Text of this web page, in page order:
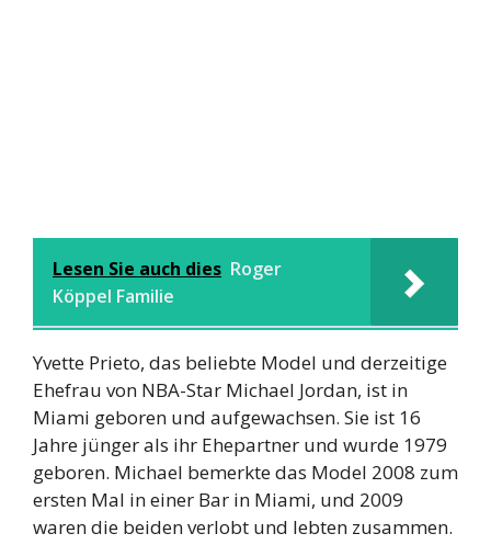
Lesen Sie auch dies Roger
Köppel Familie
Yvette Prieto, das beliebte Model und derzeitige
Ehefrau von NBA-Star Michael Jordan, ist in
Miami geboren und aufgewachsen. Sie ist 16
Jahre jünger als ihr Ehepartner und wurde 1979
geboren. Michael bemerkte das Model 2008 zum
ersten Mal in einer Bar in Miami, und 2009
waren die beiden verlobt und lebten zusammen.